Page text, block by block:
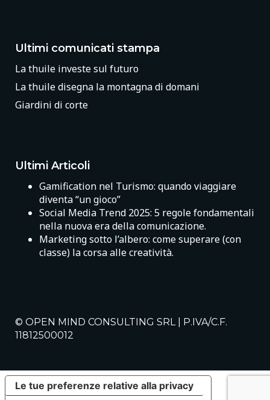
Ultimi comunicati stampa
La thuile investe sul futuro
La thuile disegna la montagna di domani
Giardini di corte
Ultimi Articoli
Gamification nel Turismo: quando viaggiare
diventa “un gioco”
Social Media Trend 2025: 5 regole fondamentali
nella nuova era della comunicazione.
Marketing sotto l’albero: come superare (con
classe) la corsa alle creatività.
© OPEN MIND CONSULTING SRL | P.IVA/C.F.
11812500012
Le tue preferenze relative alla privacy